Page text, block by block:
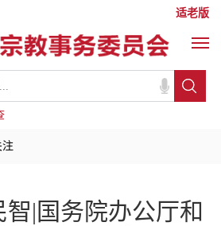
适老版
注
|国务院办公厅和